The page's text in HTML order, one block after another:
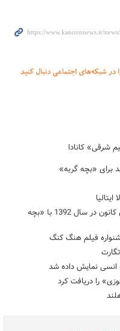
برای «بچه گربه»
اتریش و آخرین حضور بین‌المللی فیلم‌های کانون در سال 1392 با «بچه
فیلم هنگ کنگ
انسی نمایش داده شد
را دریافت کرد